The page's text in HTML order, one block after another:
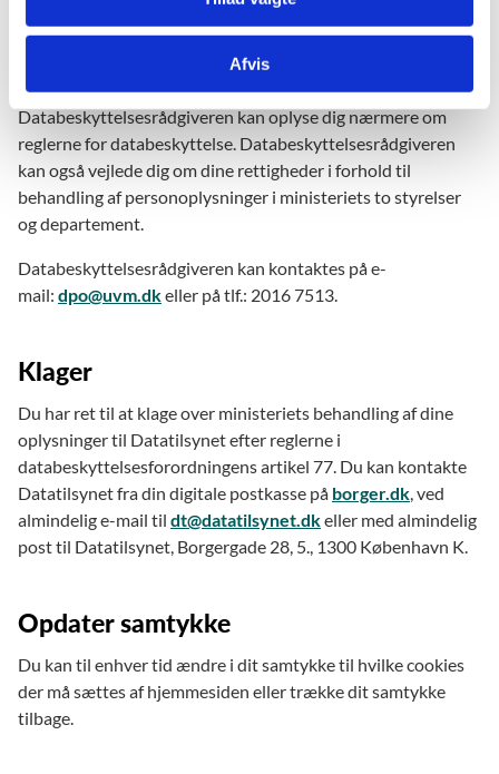
Afvis
databeskyttelsesrådgiver er organisatorisk placeret i
Databeskyttelsesrådgiveren kan oplyse dig nærmere om
reglerne for databeskyttelse. Databeskyttelsesrådgiveren
kan også vejlede dig om dine rettigheder i forhold til
behandling af personoplysninger i ministeriets to styrelser
og departement.
Databeskyttelsesrådgiveren kan kontaktes på e-
mail: dpo@uvm.dkeller på tlf.: 2016 7513.
Klager
Du har ret til at klage over ministeriets behandling af dine
oplysninger til Datatilsynet efter reglerne i
databeskyttelsesforordningens artikel 77. Du kan kontakte
Datatilsynet fra din digitale postkasse på borger.dk , ved
almindelig e-mail til dt@datatilsynet.dkeller med almindelig
post til Datatilsynet, Borgergade 28, 5., 1300 København K.
Opdater samtykke
Du kan til enhver tid ændre i dit samtykke til hvilke cookies
der må sættes af hjemmesiden eller trække dit samtykke
tilbage.